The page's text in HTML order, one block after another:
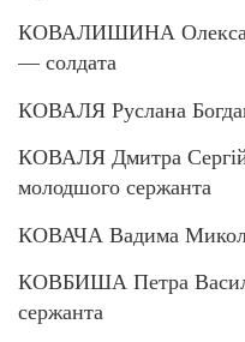
КОВАЛИШИНА
— солдата
КОВАЛЯ Руслана
КОВАЛЯ Дмитра
молодшого сержанта
КОВАЧА Вадима
КОВБИША Петра
сержанта